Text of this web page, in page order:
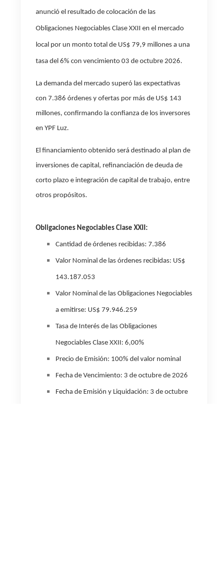
anunció el resultado de colocación de las
Obligaciones Negociables Clase XXII en el mercado
local por un monto total de US$ 79,9 millones a una
tasa del 6% con vencimiento 03 de octubre 2026.
La demanda del mercado superó las expectativas
con 7.386 órdenes y ofertas por más de US$ 143
millones, confirmando la confianza de los inversores
en YPF Luz.
El financiamiento obtenido será destinado al plan de
inversiones de capital, refinanciación de deuda de
corto plazo e integración de capital de trabajo, entre
otros propósitos.
Obligaciones Negociables Clase XXII:
Cantidad de órdenes recibidas: 7.386
Valor Nominal de las órdenes recibidas: US$
143.187.053
Valor Nominal de las Obligaciones Negociables
a emitirse: US$ 79.946.259
Tasa de Interés de las Obligaciones
Negociables Clase XXII: 6,00%
Precio de Emisión: 100% del valor nominal
Fecha de Vencimiento: 3 de octubre de 2026
Fecha de Emisión y Liquidación: 3 de octubre